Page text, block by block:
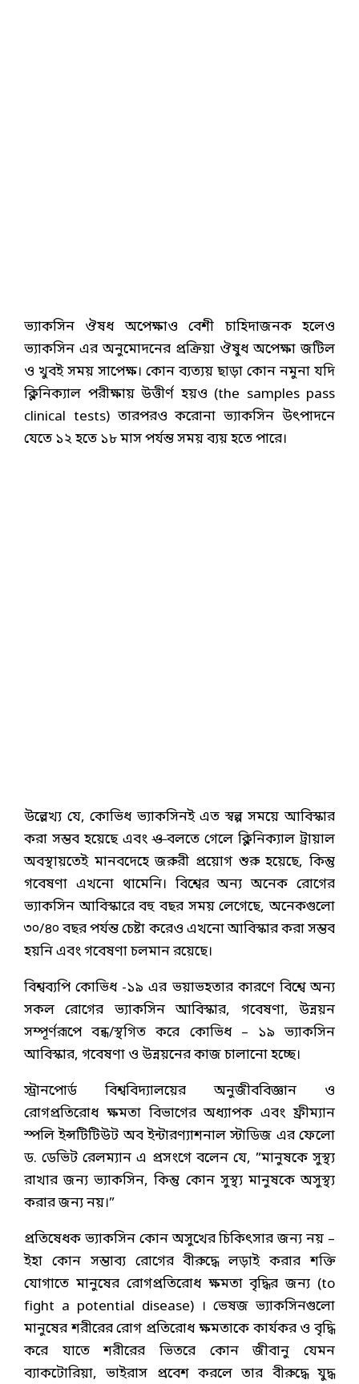
ভ্যাকসিন ঔষধ অপেক্ষাও বেশী চাহিদাজনক হলেও
ভ্যাকসিন এর অনুমোদনের প্রক্রিয়া ঔষুধ অপেক্ষা জটিল
ও খুবই সময় সাপেক্ষ। কোন ব্যত্যয় ছাড়া কোন নমুনা যদি
ক্লিনিক্যাল পরীক্ষায় উত্তীর্ণ হয়ও (the samples pass
clinical tests) তারপরও করোনা ভ্যাকসিন উৎপাদনে
যেতে ১২ হতে ১৮ মাস পর্যন্ত সময় ব্যয় হতে পারে।
উল্লেখ্য যে, কোভিধ ভ্যাকসিনই এত স্বল্প সময়ে আবিস্কার
করা সম্ভব হয়েছে এবংওবলতে গেলে ক্লিনিক্যাল ট্রায়াল
অবস্থায়তেই মানবদেহে জরুরী প্রয়োগ শুরু হয়েছে, কিন্তু
গবেষণা এখনো থামেনি। বিশ্বের অন্য অনেক রোগের
ভ্যাকসিন আবিস্কারে বহু বছর সময় লেগেছে, অনেকগুলো
৩০/৪০ বছর পর্যন্ত চেষ্টা করেও এখনো আবিস্কার করা সম্ভব
হয়নি এবং গবেষণা চলমান রয়েছে।
বিশ্বব্যপি কোভিধ -১৯ এর ভয়াভহতার কারণে বিশ্বে অন্য
সকল রোগের ভ্যাকসিন আবিস্কার, গবেষণা, উন্নয়ন
সম্পূর্ণরূপে বন্ধ/স্থগিত করে কোভিধ – ১৯ ভ্যাকসিন
আবিস্কার, গবেষণা ও উন্নয়নের কাজ চালানো হচ্ছে।
স্ট্রানপোর্ড বিশ্ববিদ্যালয়ের অনুজীববিজ্ঞান ও
রোগপ্রতিরোধ ক্ষমতা বিভাগের অধ্যাপক এবং ফ্রীম্যান
স্পলি ইন্সটিটিউট অব ইন্টারণ্যাশনাল স্টাডিজ এর ফেলো
ড. ডেভিট রেলম্যান এ প্রসংগে বলেন যে, ”মানুষকে সুস্থ্য
রাখার জন্য ভ্যাকসিন, কিন্তু কোন সুস্থ্য মানুষকে অসুস্থ্য
করার জন্য নয়।”
প্রতিষেধক ভ্যাকসিন কোন অসুখের চিকিৎসার জন্য নয় –
ইহা কোন সম্ভাব্য রোগের বীরুদ্ধে লড়াই করার শক্তি
যোগাতে মানুষের রোগপ্রতিরোধ ক্ষমতা বৃদ্ধির জন্য (to
fight a potential disease) । ভেষজ ভ্যাকসিনগুলো
মানুষের শরীরের রোগ প্রতিরোধ ক্ষমতাকে কার্যকর ও বৃদ্ধি
করে যাতে শরীরের ভিতরে কোন জীবানু যেমন
ব্যাকটোরিয়া, ভাইরাস প্রবেশ করলে তার বীরুদ্ধে যুদ্ধ